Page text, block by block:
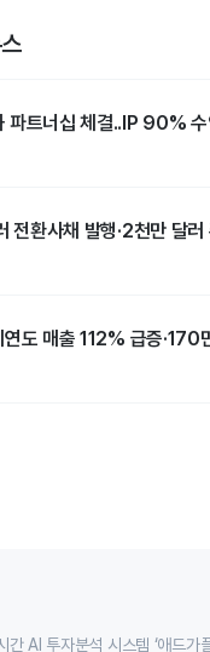
파트너십 체결..IP 90%
전환사채 발행·2천만 달러
도 매출 112% 급증·170
간 AI 투자분석 시스템 ‘애드